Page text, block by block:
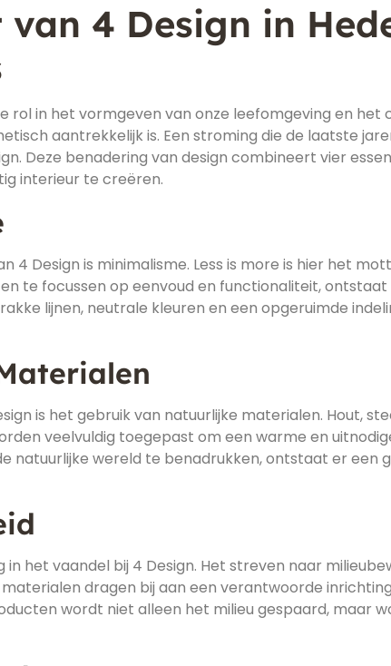
van 4 Design in
rol in het vormgeven van onze leefomgeving en het
aantrekkelijk is. Een stroming die de laatste
Deze benadering van design combineert vier
interieur te creëren.
4 Design is minimalisme. Less is more is hier het
te focussen op eenvoud en functionaliteit,
lijnen, neutrale kleuren en een opgeruimde
is het gebruik van natuurlijke materialen. Hout,
veelvuldig toegepast om een warme en
natuurlijke wereld te benadrukken, ontstaat er een
het vaandel bij 4 Design. Het streven naar
dragen bij aan een verantwoorde
wordt niet alleen het milieu gespaard, maar